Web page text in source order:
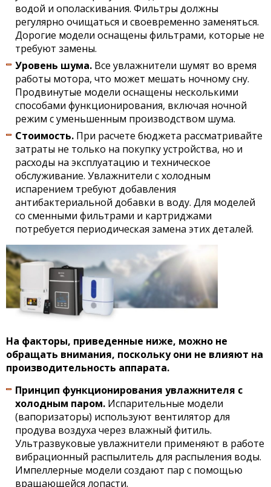
водой и ополаскивания. Фильтры должны
регулярно очищаться и своевременно заменяться.
Дорогие модели оснащены фильтрами, которые не
требуют замены.
Уровень шума. Все увлажнители шумят во время
работы мотора, что может мешать ночному сну.
Продвинутые модели оснащены несколькими
способами функционирования, включая ночной
режим с уменьшенным производством шума.
Стоимость. При расчете бюджета рассматривайте
затраты не только на покупку устройства, но и
расходы на эксплуатацию и техническое
обслуживание. Увлажнители с холодным
испарением требуют добавления
антибактериальной добавки в воду. Для моделей
со сменными фильтрами и картриджами
потребуется периодическая замена этих деталей.
На факторы, приведенные ниже, можно не
обращать внимания, поскольку они не влияют на
производительность аппарата.
Принцип функционирования увлажнителя с
холодным паром. Испарительные модели
(вапоризаторы) используют вентилятор для
продува воздуха через влажный фитиль.
Ультразвуковые увлажнители применяют в работе
вибрационный распылитель для распыления воды.
Импеллерные модели создают пар с помощью
вращающейся лопасти.